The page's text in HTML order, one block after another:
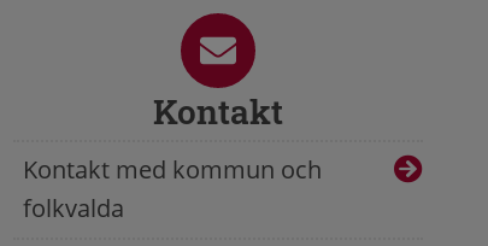
Kontakt
Kontakt med kommun och
folkvalda